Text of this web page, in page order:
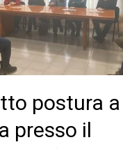
postura
presso il